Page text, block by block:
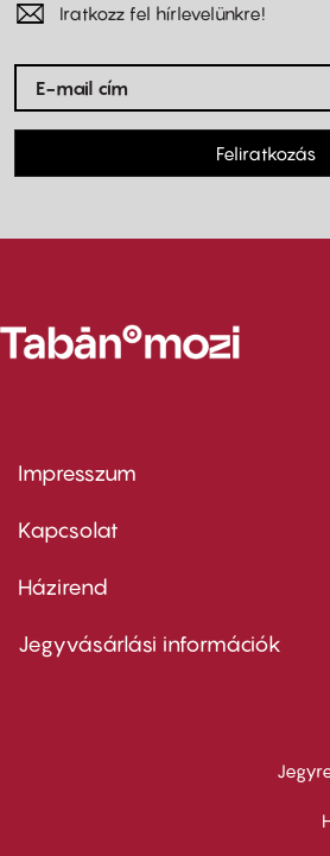
Iratkozz fel hírlevelünkre!
Feliratkozás
Footer
first
Impresszum
Kapcsolat
Footer
second
Házirend
Jegyvásárlási információk